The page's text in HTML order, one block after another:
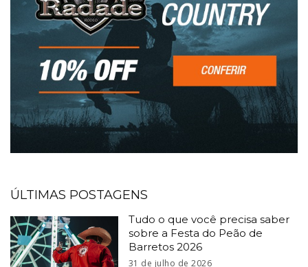
ÚLTIMAS POSTAGENS
Tudo o que você precisa saber
sobre a Festa do Peão de
Barretos 2026
31 de julho de 2026